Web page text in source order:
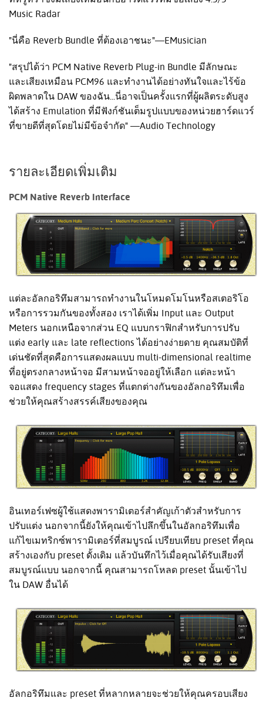
Music Radar
"นี่คือ Reverb Bundle ที่ต้องเอาชนะ"—EMusician
"สรุปได้ว่า PCM Native Reverb Plug-in Bundle มีลักษณะ
และเสียงเหมือน PCM96 และทำงานได้อย่างทันใจและไร้ข้อ
ผิดพลาดใน DAW ของฉัน...นี่อาจเป็นครั้งแรกที่ผู้ผลิตระดับสูง
ได้สร้าง Emulation ที่มีฟังก์ชันเต็มรูปแบบของหน่วยฮาร์ดแวร์
ที่ขายดีที่สุดโดยไม่มีข้อจำกัด" —Audio Technology
รายละเอียดเพิ่มเติม
PCM Native Reverb Interface
แต่ละอัลกอริทึมสามารถทำงานในโหมดโมโนหรือสเตอริโอ
หรือการรวมกันของทั้งสอง เราได้เพิ่ม Input และ Output
Meters นอกเหนือจากส่วน EQ แบบกราฟิกสำหรับการปรับ
แต่ง early และ late reflections ได้อย่างง่ายดาย คุณสมบัติที่
เด่นชัดที่สุดคือการแสดงผลแบบ multi-dimensional realtime
ที่อยู่ตรงกลางหน้าจอ มีสามหน้าจออยู่ให้เลือก แต่ละหน้า
จอแสดง frequency stages ที่แตกต่างกันของอัลกอริทึมเพื่อ
ช่วยให้คุณสร้างสรรค์เสียงของคุณ
อินเทอร์เฟซผู้ใช้แสดงพารามิเตอร์สำคัญเก้าตัวสำหรับการ
ปรับแต่ง นอกจากนี้ยังให้คุณเข้าไปลึกขึ้นในอัลกอริทึมเพื่อ
แก้ไขเมทริกซ์พารามิเตอร์ที่สมบูรณ์ เปรียบเทียบ preset ที่คุณ
สร้างเองกับ preset ดั้งเดิม แล้วบันทึกไว้เมื่อคุณได้รับเสียงที่
สมบูรณ์แบบ นอกจากนี้ คุณสามารถโหลด preset นั้นเข้าไป
ใน DAW อื่นได้
อัลกอริทึมและ preset ที่หลากหลายจะช่วยให้คุณครอบเสียง